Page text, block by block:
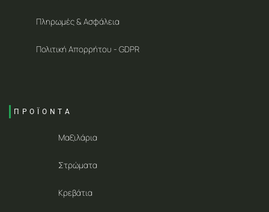
Πληρωμές & Ασφάλεια
Πολιτική Απορρήτου - GDPR
ΠΡΟΪΟΝΤΑ
Μαξιλάρια
Στρώματα
Κρεβάτια